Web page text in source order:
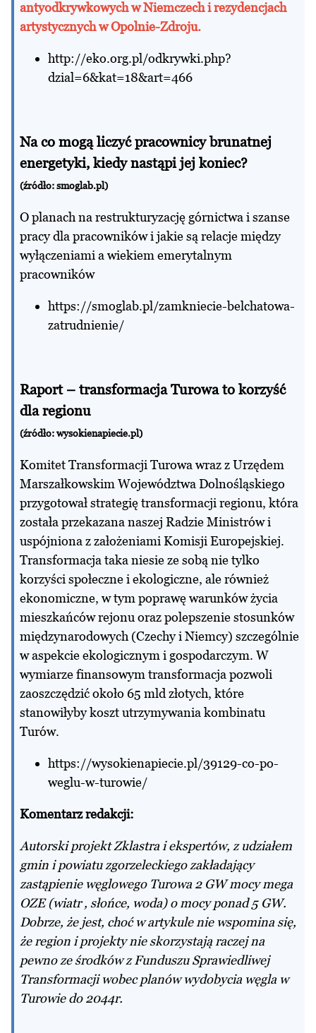
antyodkrywkowych w Niemczech i rezydencjach
artystycznych w Opolnie-Zdroju.
http://eko.org.pl/odkrywki.php?
dzial=6&kat=18&art=466
Na co mogą liczyć pracownicy brunatnej
energetyki, kiedy nastąpi jej koniec?
(źródło: smoglab.pl)
O planach na restrukturyzację górnictwa i szanse
pracy dla pracowników i jakie są relacje między
wyłączeniami a wiekiem emerytalnym
pracowników
https://smoglab.pl/zamkniecie-belchatowa-
zatrudnienie/
Raport – transformacja Turowa to korzyść
dla regionu
(źródło:wysokienapiecie.pl)
Komitet Transformacji Turowa wraz z Urzędem
Marszałkowskim Województwa Dolnośląskiego
przygotował strategię transformacji regionu, która
została przekazana naszej Radzie Ministrów i
uspójniona z założeniami Komisji Europejskiej.
Transformacja taka niesie ze sobą nie tylko
korzyści społeczne i ekologiczne, ale również
ekonomiczne, w tym poprawę warunków życia
mieszkańców rejonu oraz polepszenie stosunków
międzynarodowych (Czechy i Niemcy) szczególnie
w aspekcie ekologicznym i gospodarczym. W
wymiarze finansowym transformacja pozwoli
zaoszczędzić około 65 mld złotych, które
stanowiłyby koszt utrzymywania kombinatu
Turów.
https://wysokienapiecie.pl/39129-co-po-
weglu-w-turowie/
Komentarz redakcji:
Autorski projekt Zklastra i ekspertów, z udziałem
gmin i powiatu zgorzeleckiego zakładający
zastąpienie węglowego Turowa 2 GW mocy mega
OZE (wiatr , słońce, woda) o mocy ponad 5 GW.
Dobrze, że jest, choć w artykule nie wspomina się,
że region i projekty nie skorzystają raczej na
pewno ze środków z Funduszu Sprawiedliwej
Transformacji wobec planów wydobycia węgla w
Turowie do 2044r.